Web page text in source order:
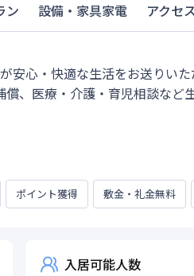
ン 設備・家具家電 アクセ
安心・快適な生活をお送りい
、医療・介護・育児相談など
ポイント獲得 敷金・礼金無料
入居可能人数